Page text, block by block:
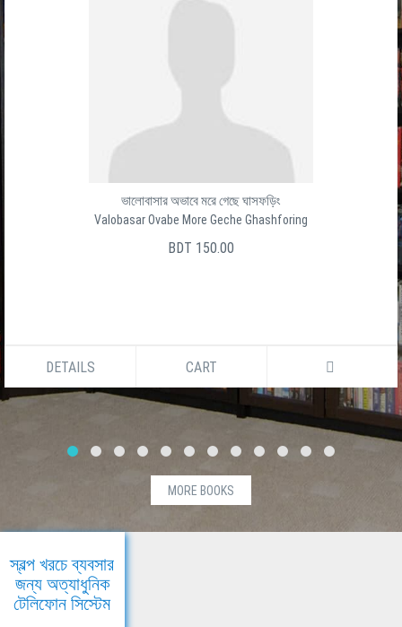
ভালোবাসার অভাবে মরে গেছে ঘাসফড়িং
Valobasar Ovabe More Geche Ghashforing
BDT 150.00
DETAILS CART
MORE BOOKS
স্বল্প খরচে ব্যবসার
জন্য অত্যাধুনিক
টেলিফোন সিস্টেম